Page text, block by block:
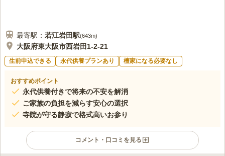
最寄駅： 若江岩田駅(643m)
大阪府東大阪市西岩田1-2-21
生前申込できる 永代供養プランあり 檀家になる必要なし
おすすめポイント
永代供養付きで将来の不安を解消
ご家族の負担を減らす安心の選択
寺院が守る静寂で格式高いお参り
コメント・口コミを見る